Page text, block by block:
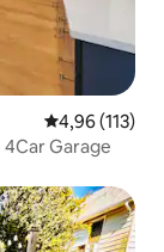
Gemiddelde
4,96 (113)
Garage